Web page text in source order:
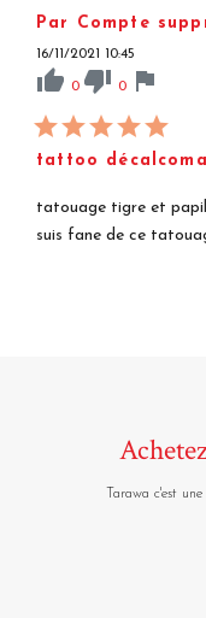
Par Compte
16/11/2021 10:45
thumb_up 0 thumb_down 0 flag
tattoo
tatouage tigre et
suis fane de ce
Tarawa c'est